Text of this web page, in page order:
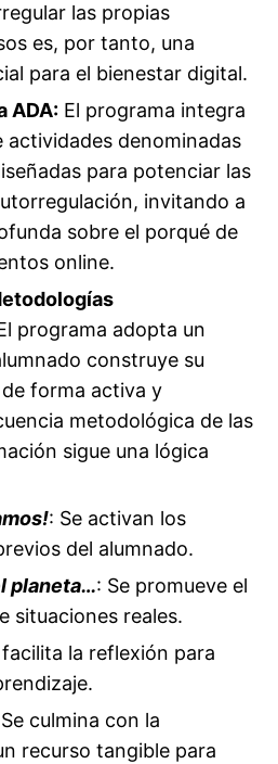
las propias
es, por tanto, una
para el bienestar digital.
ADA: El programa integra
actividades denominadas
para potenciar las
invitando a
sobre el porqué de
online.
programa adopta un
construye su
forma activa y
metodológica de las
sigue una lógica
: Se activan los
del alumnado.
planeta…: Se promueve el
situaciones reales.
facilita la reflexión para
culmina con la
recurso tangible para